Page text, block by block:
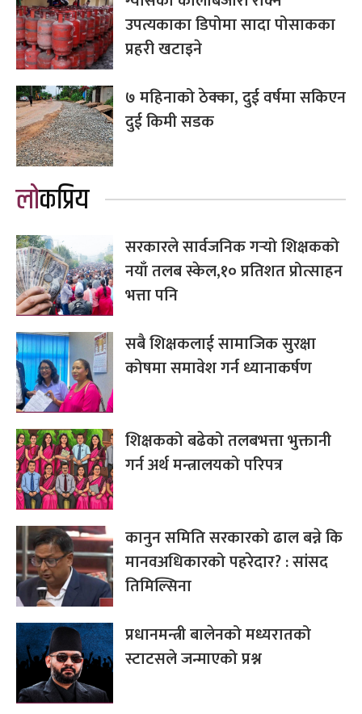
उपत्यकाका डिपोमा सादा पोसाकका
प्रहरी खटाइने
७ महिनाको ठेक्का, दुई वर्षमा सकिएन
दुई किमी सडक
लोकप्रिय
सरकारले सार्वजनिक गर्‍यो शिक्षकको
नयाँ तलब स्केल,१० प्रतिशत प्रोत्साहन
भत्ता पनि
सबै शिक्षकलाई सामाजिक सुरक्षा
कोषमा समावेश गर्न ध्यानाकर्षण
शिक्षकको बढेको तलबभत्ता भुक्तानी
गर्न अर्थ मन्त्रालयको परिपत्र
कानुन समिति सरकारको ढाल बन्ने कि
मानवअधिकारको पहरेदार? : सांसद
तिमिल्सिना
प्रधानमन्त्री बालेनको मध्यरातको
स्टाटसले जन्माएको प्रश्न